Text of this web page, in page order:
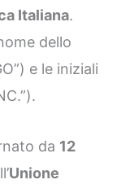
Italiana.
dello
e le iniziali
da 12
Unione